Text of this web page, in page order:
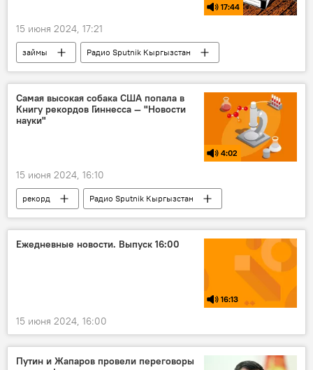
17:44
15 июня 2024, 17:21
займы
Радио Sputnik Кыргызстан
риелтор
мошенники
схема
Россия
Самая высокая собака США попала в
Книгу рекордов Гиннесса — "Новости
науки"
4:02
15 июня 2024, 16:10
рекорд
Радио Sputnik Кыргызстан
собака
наука
Новости науки и новых технологий
Ежедневные новости. Выпуск 16:00
16:13
15 июня 2024, 16:00
Путин и Жапаров провели переговоры